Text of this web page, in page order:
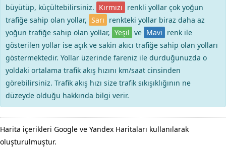
büyütüp, küçültebilirsiniz. Kırmızı renkli yollar çok yoğun
trafiğe sahip olan yollar, Sarı renkteki yollar biraz daha az
yoğun trafiğe sahip olan yollar, Yeşil ve Mavi renk ile
gösterilen yollar ise açık ve sakin akıcı trafiğe sahip olan yolları
göstermektedir. Yollar üzerinde fareniz ile durduğunuzda o
yoldaki ortalama trafik akış hızını km/saat cinsinden
görebilirsiniz. Trafik akış hızı size trafik sıkışıklığının ne
düzeyde olduğu hakkında bilgi verir.
Harita içerikleri Google ve Yandex Haritaları kullanılarak
oluşturulmuştur.